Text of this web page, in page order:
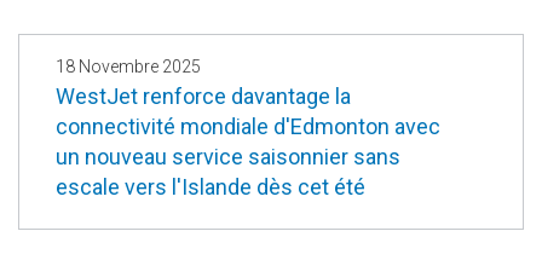
18 Novembre 2025
WestJet renforce davantage la
connectivité mondiale d'Edmonton avec
un nouveau service saisonnier sans
escale vers l'Islande dès cet été